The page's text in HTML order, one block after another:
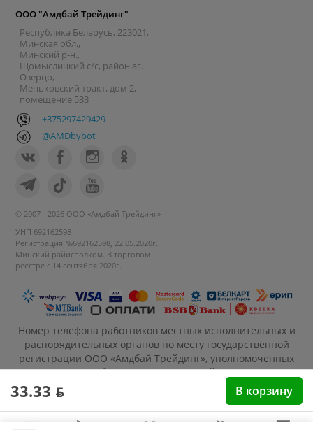
33.33 ƃ В корзину
ООО "Амдбай Трейдинг"
Республика Беларусь, 223021,
Минская обл.,
Минский р-н.,
Щомыслицкий с/с, район аг.
Озерцо,
Меньковский тракт, дом 2,
помещение 533
+375297429429
@AMDbybot
© 2007 - 2026 ООО «Амдбай Трейдинг»
УНП 692162598
Регистрация №692162598, 22.05.2020г.
Минский райисполком. В торговом
реестре с 14 сентября 2020г.
Номер телефона работников местных исполнительных и
распорядительных органов по месту государственной
регистрации ООО «Амдбай Трейдинг», уполномоченных
рассматривать обращения покупателей: +375 17 270-35-
26, Руководитель отдела: Макриденко Ирина